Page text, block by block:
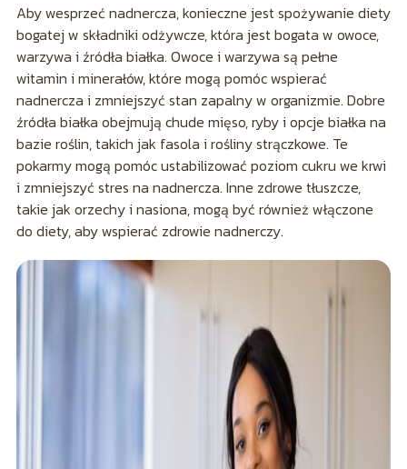
Aby wesprzeć nadnercza, konieczne jest spożywanie diety
bogatej w składniki odżywcze, która jest bogata w owoce,
warzywa i źródła białka. Owoce i warzywa są pełne
witamin i minerałów, które mogą pomóc wspierać
nadnercza i zmniejszyć stan zapalny w organizmie. Dobre
źródła białka obejmują chude mięso, ryby i opcje białka na
bazie roślin, takich jak fasola i rośliny strączkowe. Te
pokarmy mogą pomóc ustabilizować poziom cukru we krwi
i zmniejszyć stres na nadnercza. Inne zdrowe tłuszcze,
takie jak orzechy i nasiona, mogą być również włączone
do diety, aby wspierać zdrowie nadnerczy.